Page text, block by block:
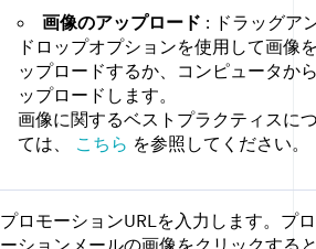
画像のアップロード : ドラッグア
ドロップオプションを使用して画像
ップロードするか、コンピュータか
ップロードします。
画像に関するベストプラクティスに
ては、 こちら を参照してください。
プロモーションURLを入力します。プ